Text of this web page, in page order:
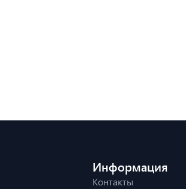
Информация
Контакты